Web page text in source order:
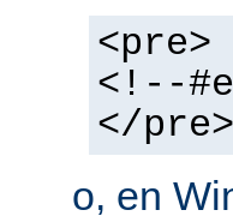
<pre>
<!--
</pre>
o, en